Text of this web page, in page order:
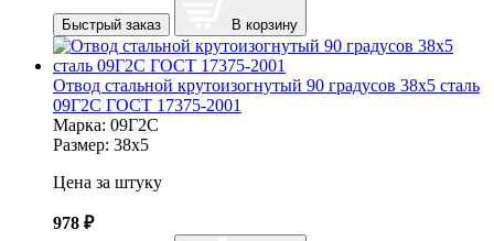
Быстрый заказ В корзину
Отвод стальной крутоизогнутый 90 градусов 38х5 сталь
09Г2С ГОСТ 17375-2001
Марка: 09Г2С
Размер: 38х5
Цена за штуку
978 ₽